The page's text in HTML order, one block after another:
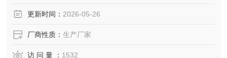
更新时间： 2026-05-26
厂商性质： 生产厂家
访 问 量 ： 1532